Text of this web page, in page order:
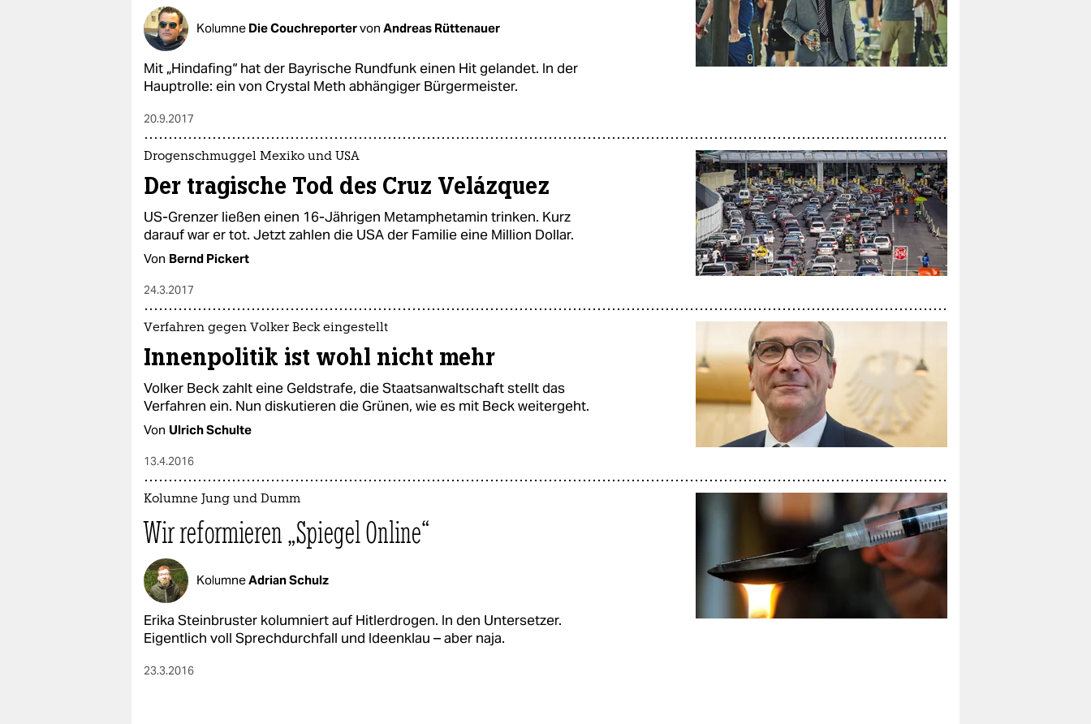
Kolumne Die Couchreportervon Andreas Rüttenauer
Mit „Hindafing“ hat der Bayrische Rundfunk einen Hit gelandet. In der
Hauptrolle: ein von Crystal Meth abhängiger Bürgermeister.
20.9.2017
Drogenschmuggel Mexiko und USA
Der tragische Tod des Cruz Velázquez
US-Grenzer ließen einen 16-Jährigen Metamphetamin trinken. Kurz
darauf war er tot. Jetzt zahlen die USA der Familie eine Million Dollar.
Von Bernd Pickert
24.3.2017
Verfahren gegen Volker Beck eingestellt
Innenpolitik ist wohl nicht mehr
Volker Beck zahlt eine Geldstrafe, die Staatsanwaltschaft stellt das
Verfahren ein. Nun diskutieren die Grünen, wie es mit Beck weitergeht.
Von Ulrich Schulte
13.4.2016
Kolumne Jung und Dumm
Wir reformieren „Spiegel Online“
KolumneAdrian Schulz
Erika Steinbruster kolumniert auf Hitlerdrogen. In den Untersetzer.
Eigentlich voll Sprechdurchfall und Ideenklau – aber naja.
23.3.2016